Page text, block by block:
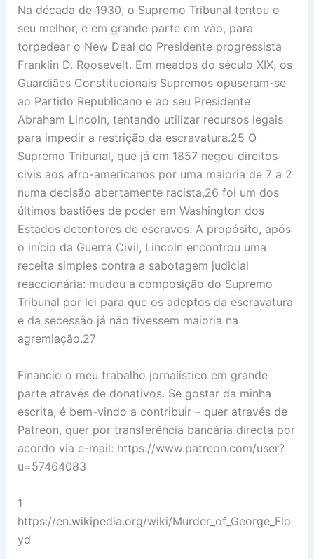
Na década de 1930, o Supremo Tribunal tentou o
seu melhor, e em grande parte em vão, para
torpedear o New Deal do Presidente progressista
Franklin D. Roosevelt. Em meados do século XIX, os
Guardiães Constitucionais Supremos opuseram-se
ao Partido Republicano e ao seu Presidente
Abraham Lincoln, tentando utilizar recursos legais
para impedir a restrição da escravatura.25 O
Supremo Tribunal, que já em 1857 negou direitos
civis aos afro-americanos por uma maioria de 7 a 2
numa decisão abertamente racista,26 foi um dos
últimos bastiões de poder em Washington dos
Estados detentores de escravos. A propósito, após
o início da Guerra Civil, Lincoln encontrou uma
receita simples contra a sabotagem judicial
reaccionária: mudou a composição do Supremo
Tribunal por lei para que os adeptos da escravatura
e da secessão já não tivessem maioria na
agremiação.27
Financio o meu trabalho jornalístico em grande
parte através de donativos. Se gostar da minha
escrita, é bem-vindo a contribuir – quer através de
Patreon, quer por transferência bancária directa por
acordo via e-mail: https://www.patreon.com/user?
u=57464083
1
https://en.wikipedia.org/wiki/Murder_of_George_Flo
yd